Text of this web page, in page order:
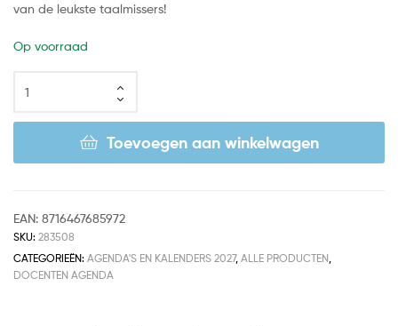
van de leukste taalmissers!
Op voorraad
Toevoegen aan winkelwagen
EAN: 8716467685972
SKU: 283508
CATEGORIEËN: AGENDA'S EN KALENDERS 2027, ALLE PRODUCTEN,
DOCENTEN AGENDA